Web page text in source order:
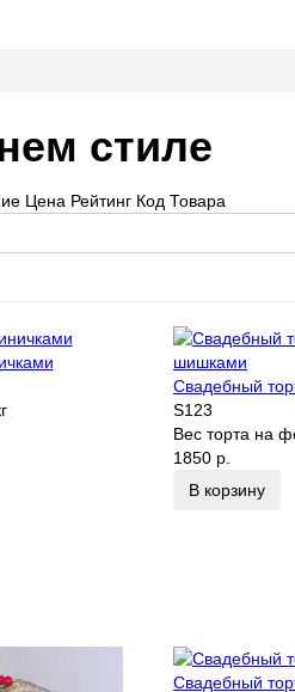
стиле
Цена Рейтинг Код Товара
Свадебный
S123
Вес торта на
1850 р.
В корзину
Свадебный